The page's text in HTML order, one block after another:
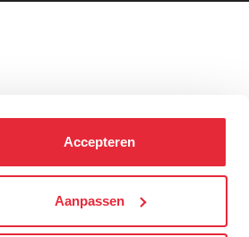
Accepteren
Aanpassen
Categorieën
Alarmsystemen
Beveiligingscamera's
IP camera's
Hikvision camera's